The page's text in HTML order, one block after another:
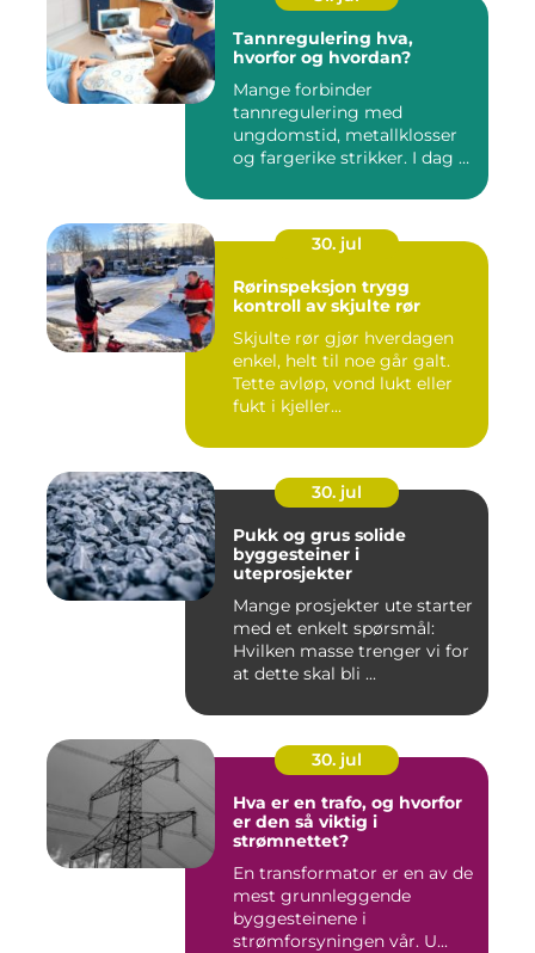
Tannregulering hva,
hvorfor og hvordan?
Mange forbinder
tannregulering med
ungdomstid, metallklosser
og fargerike strikker. I dag er
30. jul
Rørinspeksjon trygg
kontroll av skjulte rør
Skjulte rør gjør hverdagen
enkel, helt til noe går galt.
Tette avløp, vond lukt eller
fukt i kjeller...
30. jul
Pukk og grus solide
byggesteiner i
uteprosjekter
Mange prosjekter ute starter
med et enkelt spørsmål:
Hvilken masse trenger vi for
at dette skal bli ...
30. jul
Hva er en trafo, og hvorfor
er den så viktig i
strømnettet?
En transformator er en av de
mest grunnleggende
byggesteinene i
strømforsyningen vår. U...